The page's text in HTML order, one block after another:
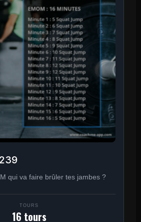
qui va faire brûler tes jambes ?
TOURS
16 tours